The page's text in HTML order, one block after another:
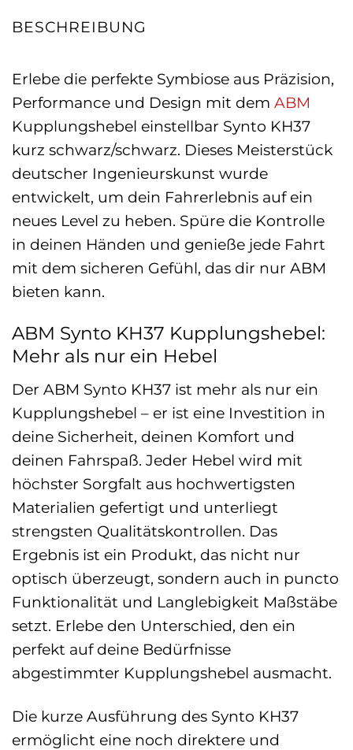
BESCHREIBUNG
Erlebe die perfekte Symbiose aus Präzision,
Performance und Design mit dem ABM
Kupplungshebel einstellbar Synto KH37
kurz schwarz/schwarz. Dieses Meisterstück
deutscher Ingenieurskunst wurde
entwickelt, um dein Fahrerlebnis auf ein
neues Level zu heben. Spüre die Kontrolle
in deinen Händen und genieße jede Fahrt
mit dem sicheren Gefühl, das dir nur ABM
bieten kann.
ABM Synto KH37 Kupplungshebel:
Mehr als nur ein Hebel
Der ABM Synto KH37 ist mehr als nur ein
Kupplungshebel – er ist eine Investition in
deine Sicherheit, deinen Komfort und
deinen Fahrspaß. Jeder Hebel wird mit
höchster Sorgfalt aus hochwertigsten
Materialien gefertigt und unterliegt
strengsten Qualitätskontrollen. Das
Ergebnis ist ein Produkt, das nicht nur
optisch überzeugt, sondern auch in puncto
Funktionalität und Langlebigkeit Maßstäbe
setzt. Erlebe den Unterschied, den ein
perfekt auf deine Bedürfnisse
abgestimmter Kupplungshebel ausmacht.
Die kurze Ausführung des Synto KH37
ermöglicht eine noch direktere und